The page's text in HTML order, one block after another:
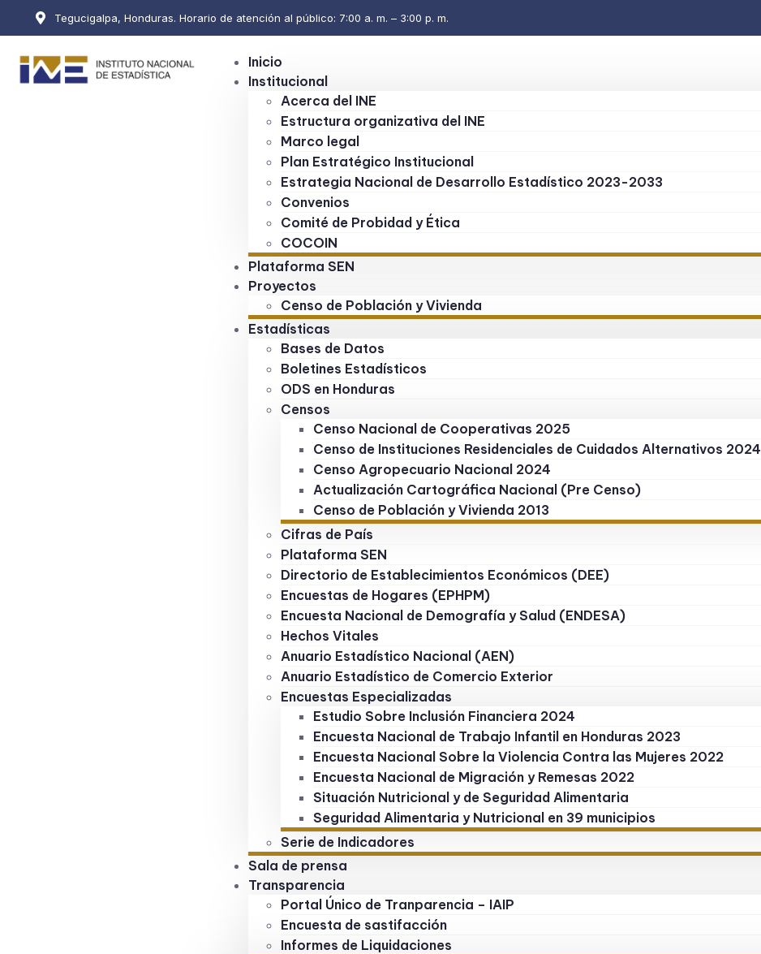
Tegucigalpa, Honduras. Horario de atención al público: 7:00 a. m. – 3:00 p. m.
Inicio
Institucional
Acerca del INE
Estructura organizativa del INE
Marco legal
Plan Estratégico Institucional
Estrategia Nacional de Desarrollo Estadístico 2023-2033
Convenios
Comité de Probidad y Ética
COCOIN
Plataforma SEN
Proyectos
Censo de Población y Vivienda
Estadísticas
Bases de Datos
Boletines Estadísticos
ODS en Honduras
Censos
Censo Nacional de Cooperativas 2025
Censo de Instituciones Residenciales de Cuidados Alternativos 2024
Censo Agropecuario Nacional 2024
Actualización Cartográfica Nacional (Pre Censo)
Censo de Población y Vivienda 2013
Cifras de País
Plataforma SEN
Directorio de Establecimientos Económicos (DEE)
Encuestas de Hogares (EPHPM)
Encuesta Nacional de Demografía y Salud (ENDESA)
Hechos Vitales
Anuario Estadístico Nacional (AEN)
Anuario Estadístico de Comercio Exterior
Encuestas Especializadas
Estudio Sobre Inclusión Financiera 2024
Encuesta Nacional de Trabajo Infantil en Honduras 2023
Encuesta Nacional Sobre la Violencia Contra las Mujeres 2022
Encuesta Nacional de Migración y Remesas 2022
Situación Nutricional y de Seguridad Alimentaria
Seguridad Alimentaria y Nutricional en 39 municipios
Serie de Indicadores
Sala de prensa
Transparencia
Portal Único de Tranparencia – IAIP
Encuesta de sastifacción
Informes de Liquidaciones